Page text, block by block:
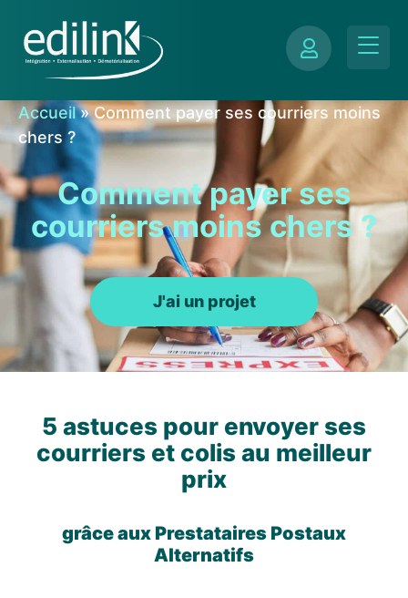
Accueil»Comment payer ses courriers moins
chers ?
Comment payer ses
courriers moins chers ?
J'ai un projet
5 astuces pour envoyer ses
courriers et colis au meilleur
prix
grâce aux Prestataires Postaux
Alternatifs